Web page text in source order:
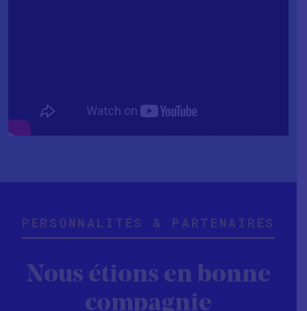
PERSONNALITÉS & PARTENAIRES
Nous étions en bonne
compagnie